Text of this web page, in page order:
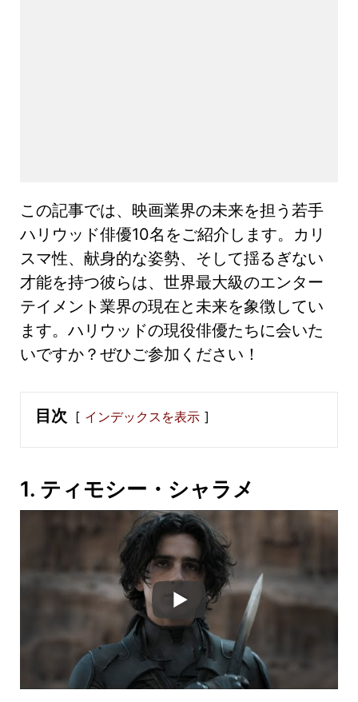
この記事では、映画業界の未来を担う若手
ハリウッド俳優10名をご紹介します。カリ
スマ性、献身的な姿勢、そして揺るぎない
才能を持つ彼らは、世界最大級のエンター
テイメント業界の現在と未来を象徴してい
ます。ハリウッドの現役俳優たちに会いた
いですか？ぜひご参加ください！
目次 インデックスを表示
1. ティモシー・シャラメ